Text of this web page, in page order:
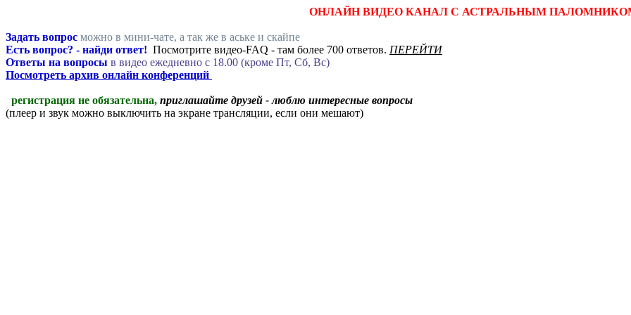
ОНЛАЙН ВИДЕО КАНАЛ С АСТРАЛЬНЫМ
Задать вопрос можно в мини-чате, а так же в аське и скайпе
Есть вопрос? - найди ответ! Посмотрите видео-FAQ - там более 700 ответов. ПЕРЕЙТИ
Ответы на вопросы в видео ежедневно c 18.00 (кроме Пт, Сб, Вс)
Посмотреть архив онлайн конференций
регистрация не обязательна, приглашайте друзей - люблю интересные вопросы
(плеер и звук можно выключить на экране трансляции, если они мешают)